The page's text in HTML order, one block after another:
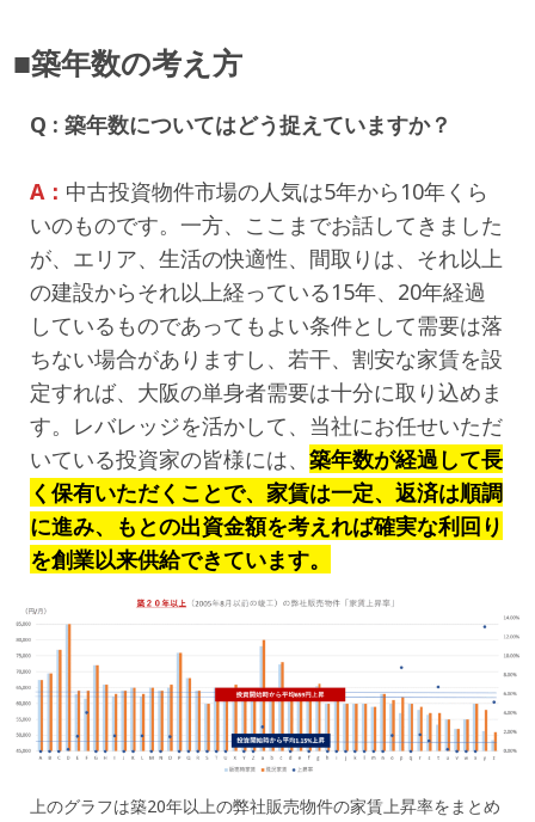
■築年数の考え方
Q : 築年数についてはどう捉えていますか？
A： 中古投資物件市場の人気は5年から10年くら
いのものです。一方、ここまでお話してきました
が、エリア、生活の快適性、間取りは、それ以上
の建設からそれ以上経っている15年、20年経過
しているものであってもよい条件として需要は落
ちない場合がありますし、若干、割安な家賃を設
定すれば、大阪の単身者需要は十分に取り込めま
す。レバレッジを活かして、当社にお任せいただ
いている投資家の皆様には、 築年数が経過して長
く保有いただくことで、家賃は一定、返済は順調
に進み、もとの出資金額を考えれば確実な利回り
を創業以来供給できています。
上のグラフは築20年以上の弊社販売物件の家賃上昇率をまとめ